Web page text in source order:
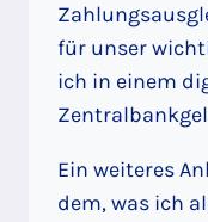
für unser
ich in einem
Ein weiteres
dem, was ich